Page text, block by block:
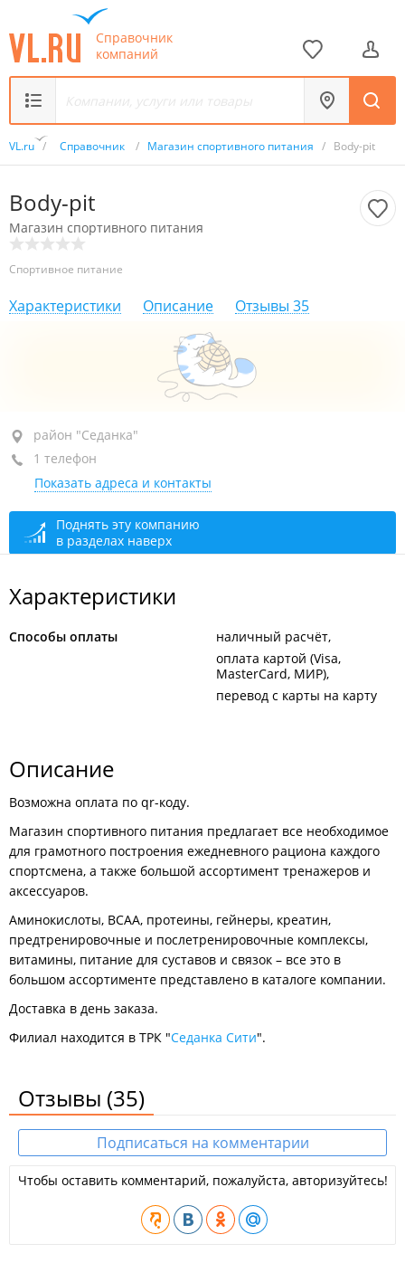
Справочник
компаний
VL.ru / Справочник / Магазин спортивного питания / Body-pit
Body-pit
Магазин спортивного питания
Спортивное питание
Характеристики Описание Отзывы 35
район "Седанка", ул. Полетаева, 6Д
ТРК "Седанка-Сити", -1-й этаж
+7 984 192-46-70
сегодня закрыто
район "Седанка"
1 телефон
Показать адреса и контакты
Поднять эту компанию
в разделах наверх
Характеристики
Способы оплаты
наличный расчёт
оплата картой (Visa,
MasterCard, МИР)
перевод с карты на карту
Описание
Возможна оплата по qr-коду.
Магазин спортивного питания предлагает все необходимое
для грамотного построения ежедневного рациона каждого
спортсмена, а также большой ассортимент тренажеров и
аксессуаров.
Аминокислоты, BCAA, протеины, гейнеры, креатин,
предтренировочные и послетренировочные комплексы,
витамины, питание для суставов и связок – все это в
большом ассортименте представлено в каталоге компании.
Доставка в день заказа.
Филиал находится в ТРК "Седанка Сити".
Отзывы (35)
Подписаться на комментарии
Чтобы оставить комментарий, пожалуйста, авторизуйтесь!